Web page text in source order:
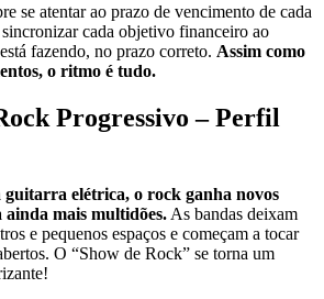
se atentar ao prazo de vencimento de cada
cada objetivo financeiro ao
fazendo, no prazo correto. Assim como
o ritmo é tudo.
Progressivo – Perfil
elétrica, o rock ganha novos
ainda mais multidões. As bandas deixam
e pequenos espaços e começam a tocar
O “Show de Rock” se torna um